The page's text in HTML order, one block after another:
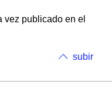
vez publicado en el
subir